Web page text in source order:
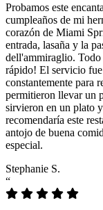
Probamos este
cumpleaños de mi
corazón de Miami
entrada, lasaña y la
dell'ammiraglio. Todo
rápido! El servicio
constantemente para
permitieron llevar un
sirvieron en un plato
recomendaría este
antojo de buena
especial.
Stephanie S.
“